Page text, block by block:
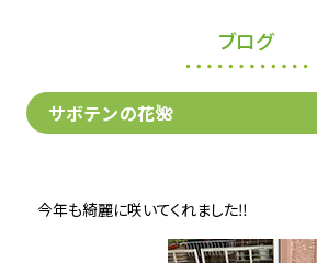
ブログ
サボテンの花🌺
今年も綺麗に咲いてくれました‼